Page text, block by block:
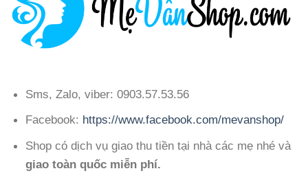
Sms, Zalo, viber: 0903.57.53.56
Facebook: https://www.facebook.com/mevanshop/
Shop có dịch vụ giao thu tiền tại nhà các mẹ nhé và
giao toàn quốc miễn phí.